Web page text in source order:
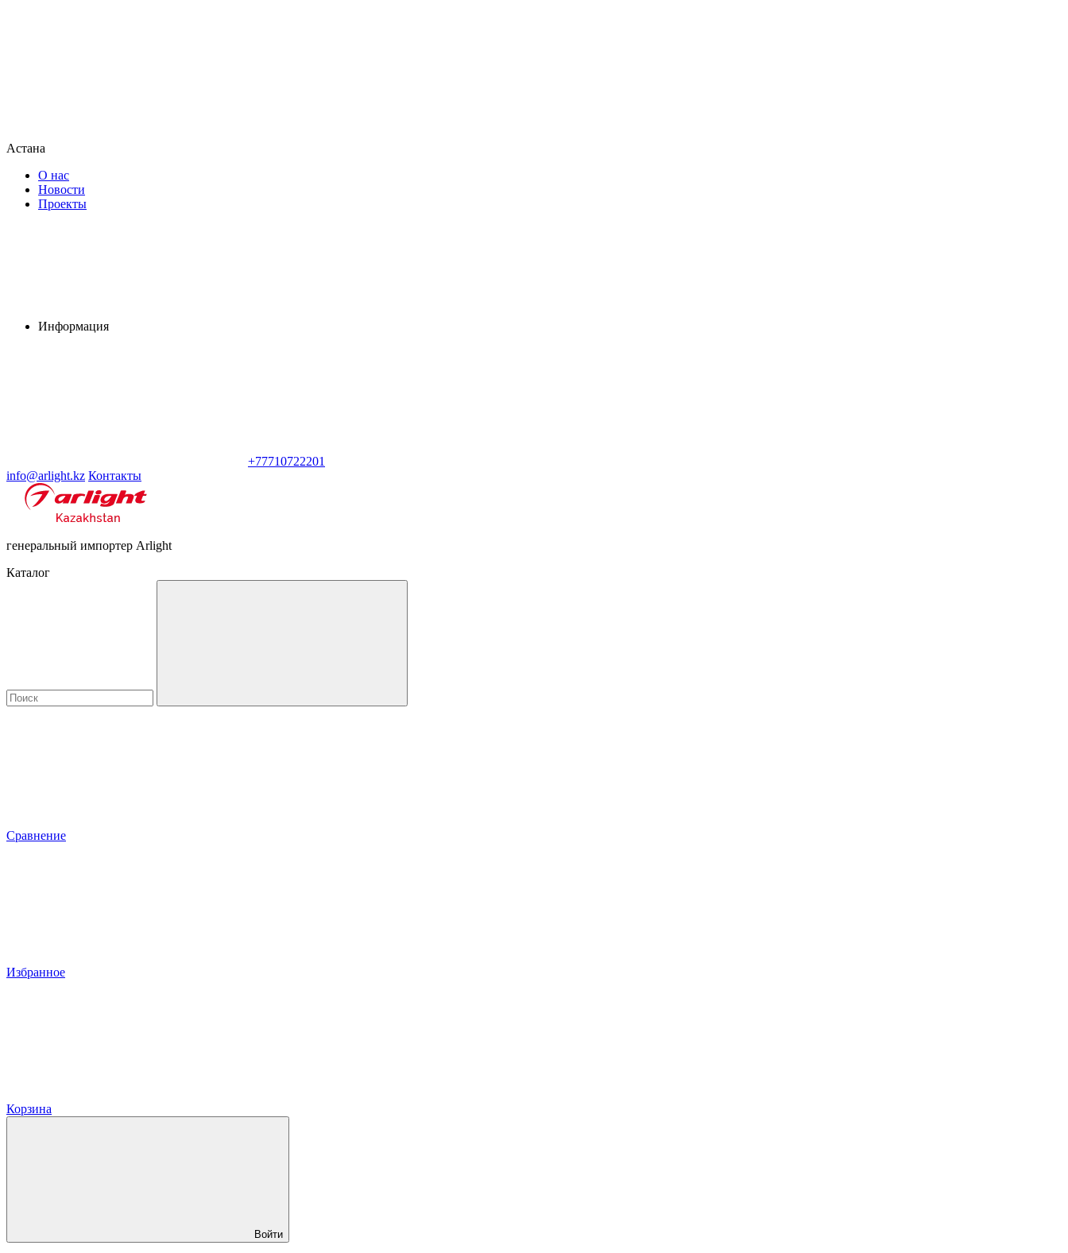
Астана
О нас
Новости
Проекты
Информация
+77710722201
info@arlight.kz Контакты
генеральный импортер Arlight
Каталог
Сравнение
Избранное
Корзина
Войти